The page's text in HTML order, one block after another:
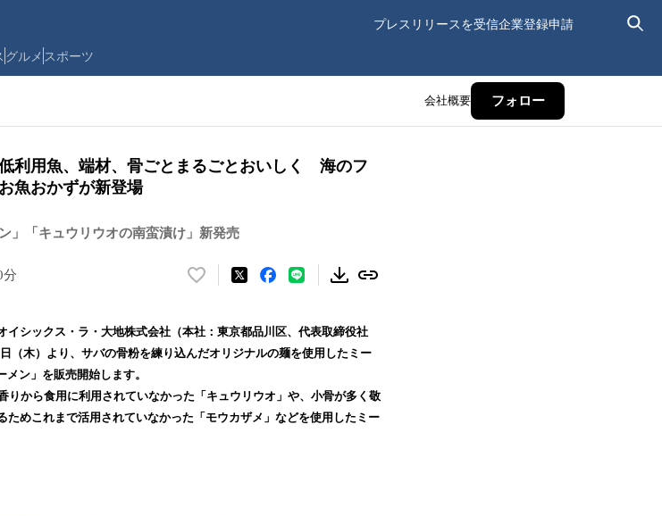
プレスリリースを受信企業登録申請
グルメ スポーツ
会社概要 フォロー
利用魚、端材、骨ごとまるごとおいしく 海のフ
魚おかずが新登場
」「キュウリウオの南蛮漬け」新発売
分
い
！
数
読
み
シックス・ラ・大地株式会社（本社：東京都品川区、代表取締役社
（木）より、サバの骨粉を練り込んだオリジナルの麺を使用したミー
ン」を販売開始します。
から食用に利用されていなかった「キュウリウオ」や、小骨が多く敬
めこれまで活用されていなかった「モウカザメ」などを使用したミー